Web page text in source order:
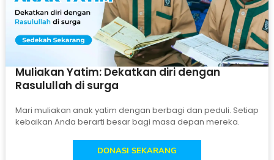
Muliakan Yatim: Dekatkan diri dengan
Rasulullah di surga
Mari muliakan anak yatim dengan berbagi dan peduli. Setiap
kebaikan Anda berarti besar bagi masa depan mereka.
DONASI SEKARANG